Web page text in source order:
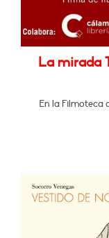
La mirada
En la Filmoteca